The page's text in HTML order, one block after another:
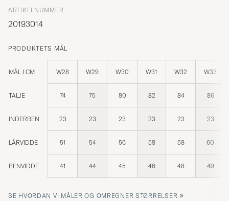
ARTIKELNUMMER
20193014
PRODUKTETS MÅL
MÅL I CM W28 W29 W30 W31 W32 W33
TALJE 74 75 80 82 84 86
INDERBEN 23 23 23 23 23 23
LÅRVIDDE 51 54 56 58 58 60
BENVIDDE 41 44 45 46 48 49
SE HVORDAN VI MÅLER OG OMREGNER STØRRELSER »